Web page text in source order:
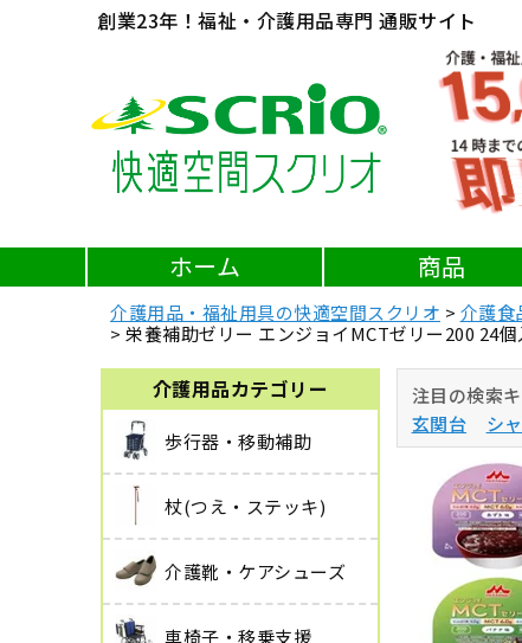
創業23年！福祉・介護用品専門 通販サイト
ホーム 商品
介護用品・福祉用具の快適空間スクリオ 介護食
栄養補助ゼリー エンジョイMCTゼリー200 24
介護用品カテゴリー
歩行器・移動補助
杖(つえ・ステッキ)
介護靴・ケアシューズ
車椅子・移乗支援
注目の検索
玄関台
シ